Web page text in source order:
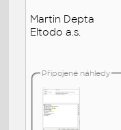
Martin Depta
Eltodo a.s.
Připojené náhledy